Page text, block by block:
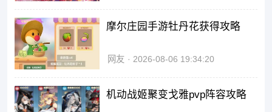
摩尔庄园手游牡丹花获得攻略
网友 2026-08-06 19:34:20
机动战姬聚变戈雅pvp阵容攻略